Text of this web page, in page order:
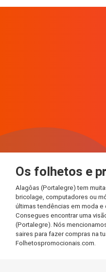
Os folhetos e
Alagôas (Portalegre) tem
bricolage, computadores ou
últimas tendências em moda
Consegues encontrar uma
(Portalegre). Nós
saires para fazer compras na
Folhetospromocionais.com.